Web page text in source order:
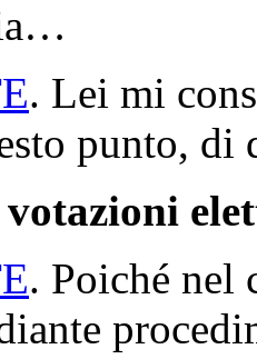
. Lei mi
punto, di
. Poiché nel